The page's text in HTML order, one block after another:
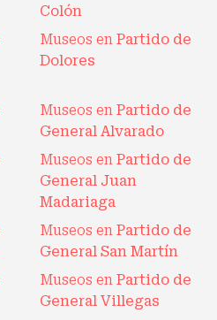
Colón
Museos en Partido de
Dolores
Museos en Partido de
General Alvarado
Museos en Partido de
General Juan
Madariaga
Museos en Partido de
General San Martín
Museos en Partido de
General Villegas